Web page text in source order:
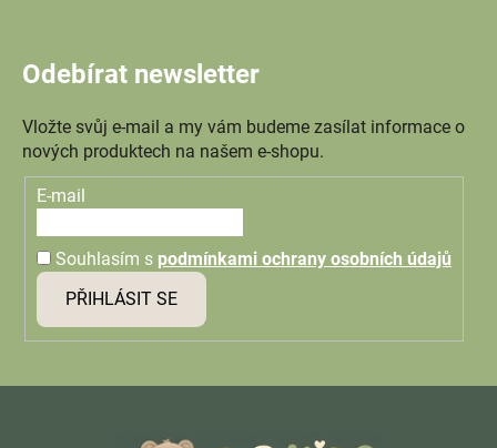
Odebírat newsletter
Vložte svůj e-mail a my vám budeme zasílat informace o
nových produktech na našem e-shopu.
E-mail
Souhlasím s podmínkami ochrany osobních údajů
PŘIHLÁSIT SE